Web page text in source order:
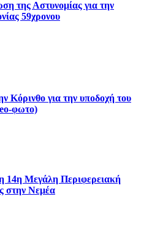
της Αστυνομίας για την
59χρονου
Κόρινθο για την υποδοχή του
φωτο)
14η Μεγάλη Περιφερειακή
στην Νεμέα